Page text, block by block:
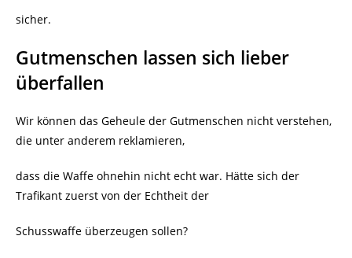
sicher.
Gutmenschen lassen sich lieber
überfallen
Wir können das Geheule der Gutmenschen nicht verstehen,
die unter anderem reklamieren,
dass die Waffe ohnehin nicht echt war. Hätte sich der
Trafikant zuerst von der Echtheit der
Schusswaffe überzeugen sollen?